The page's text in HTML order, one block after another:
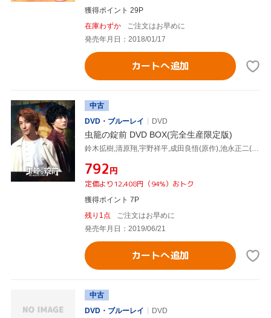
獲得ポイント 29P
在庫わずか
ご注文はお早めに
発売年月日：2018/01/17
カートへ追加
中古
DVD・ブルーレイ
DVD
虫籠の錠前 DVD BOX(完全生産限定版)
鈴木拡樹,清原翔,宇野祥平,成田良悟(原作),池永正二(音楽)
¥792円
定価より12,408円（94%）おトク
獲得ポイント 7P
残り1点
ご注文はお早めに
発売年月日：2019/06/21
カートへ追加
中古
DVD・ブルーレイ
DVD